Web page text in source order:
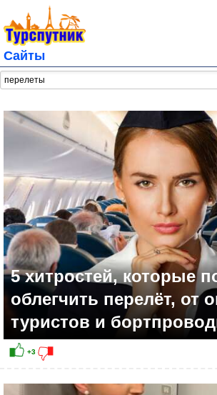
Сайты
5 хитростей, которые
облегчить перелёт, от
туристов и